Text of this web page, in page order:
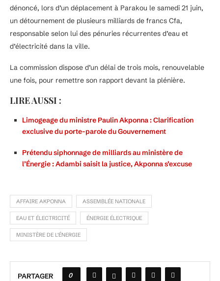
dénoncé, lors d’un déplacement à Parakou le samedi 21 juin,
un détournement de plusieurs milliards de francs Cfa,
responsable selon lui des pénuries récurrentes d’eau et
d’électricité dans la ville.
La commission dispose d’un délai de trois mois, renouvelable
une fois, pour remettre son rapport devant la plénière.
LIRE AUSSI :
Limogeage du ministre Paulin Akponna : Clarification
exclusive du porte-parole du Gouvernement
Prétendu siphonnage de milliards au ministère de
l’Énergie : Adambi saisit la justice, Akponna s’excuse
AFFAIRE AKPONNA ASSEMBLÉE NATIONALE
EAU ET ÉLECTRICITÉ ÉNERGIE ÉLECTRIQUE
MINISTÈRE DE L'ÉNERGIE
PARTAGER 0